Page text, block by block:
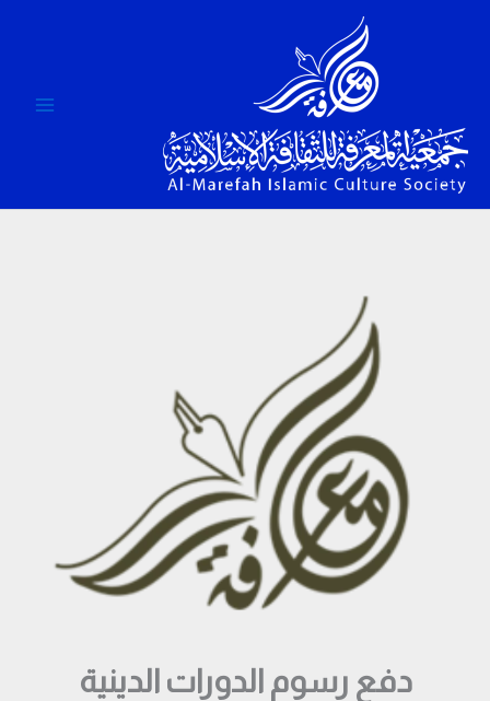
دفع رسوم الدورات الدينية